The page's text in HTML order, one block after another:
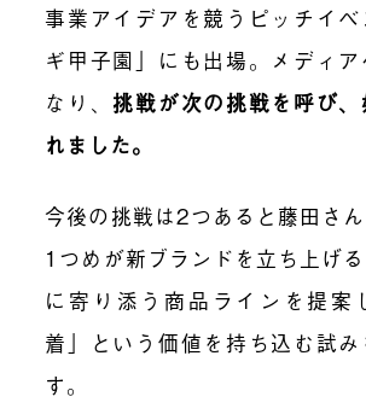
事業アイデアを競うピッチイ
ギ甲子園」にも出場。メディ
なり、 挑戦が次の挑戦を呼び
れました。
今後の挑戦は2つあると藤田さん
1つめが新ブランドを立ち上げ
に寄り添う商品ラインを提案
着」という価値を持ち込む試
す。